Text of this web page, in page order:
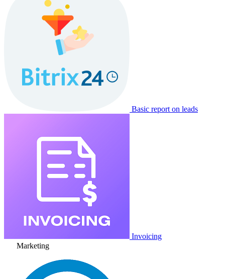
Basic report on leads
Invoicing
Marketing